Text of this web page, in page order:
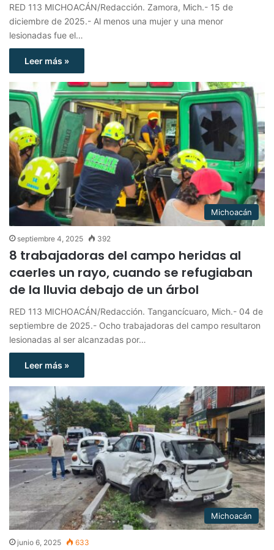
RED 113 MICHOACÁN/Redacción. Zamora, Mich.- 15 de
diciembre de 2025.- Al menos una mujer y una menor
lesionadas fue el…
Leer más »
Michoacán
septiembre 4, 2025 392
8 trabajadoras del campo heridas al
caerles un rayo, cuando se refugiaban
de la lluvia debajo de un árbol
RED 113 MICHOACÁN/Redacción. Tangancícuaro, Mich.- 04 de
septiembre de 2025.- Ocho trabajadoras del campo resultaron
lesionadas al ser alcanzadas por…
Leer más »
Michoacán
junio 6, 2025 633